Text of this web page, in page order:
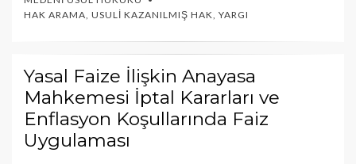
HAK ARAMA, USULI KAZANILMIŞ HAK, YARGI
Yasal Faize İlişkin Anayasa
Mahkemesi İptal Kararları ve
Enflasyon Koşullarında Faiz
Uygulaması